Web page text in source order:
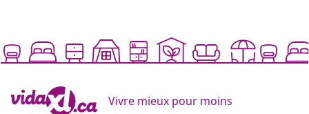
Vivre mieux pour moins